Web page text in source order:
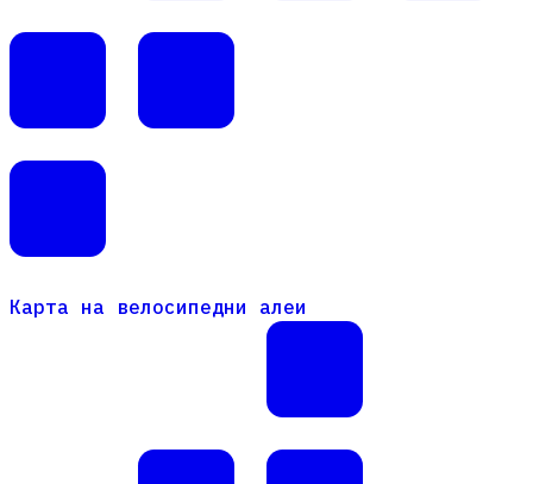
Карта на велосипедни алеи
Карта на велосипедни алеи